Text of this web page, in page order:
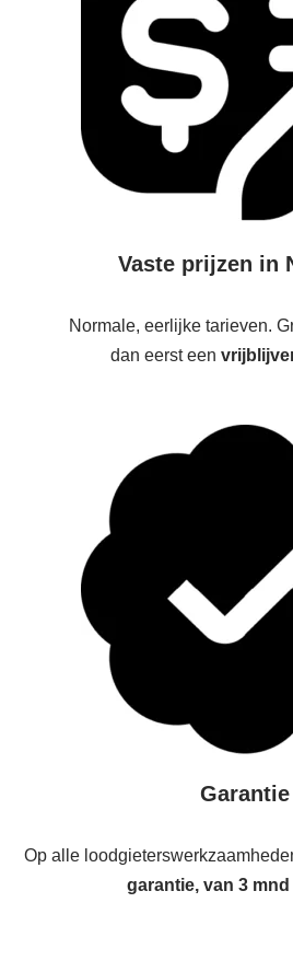
Vaste prijzen in
Normale, eerlijke tarieven.
dan eerst een
Garantie
Op alle
garantie, van 3 mnd